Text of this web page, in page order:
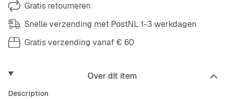
Gratis retourneren
Snelle verzending met PostNL 1-3 werkdagen
Gratis verzending vanaf € 60
Over dit item
Description